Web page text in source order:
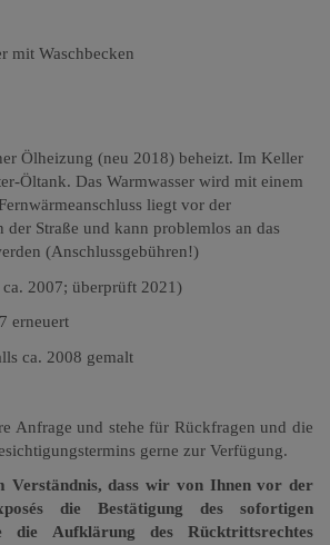
mit Waschbecken
Ölheizung (neu 2018) beheizt. Im Keller
Öltank. Das Warmwasser wird mit einem
liegt vor der
der Straße und kann problemlos an das
(Anschlussgebühren!)
ca. 2007; überprüft 2021)
erneuert
ca. 2008 gemalt
Anfrage und stehe für Rückfragen und die
gerne zur Verfügung.
Verständnis, dass wir von Ihnen vor der
die Bestätigung des sofortigen
die Aufklärung des Rücktrittsrechtes